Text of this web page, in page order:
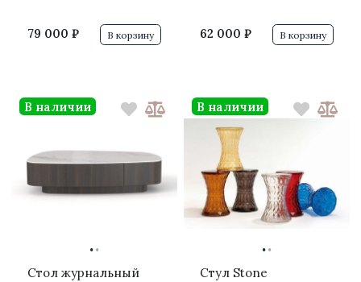
79 000 ₽ В корзину 62 000 ₽ В корзину
··
Стол журнальный
В наличии
··
Стул Stone
В наличии